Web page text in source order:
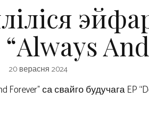
20 верасня 2024
са свайго будучага EP